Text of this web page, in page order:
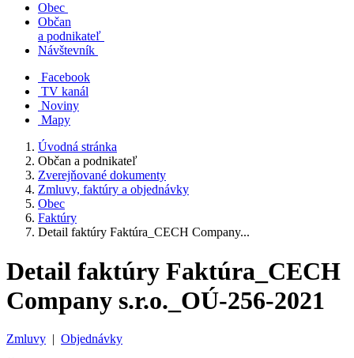
Obec
Občan
a podnikateľ
Návštevník
Facebook
TV kanál
Noviny
Mapy
Úvodná stránka
Občan a podnikateľ
Zverejňované dokumenty
Zmluvy, faktúry a objednávky
Obec
Faktúry
Detail faktúry Faktúra_CECH Company...
Detail faktúry Faktúra_CECH
Company s.r.o._OÚ-256-2021
Zmluvy | Objednávky